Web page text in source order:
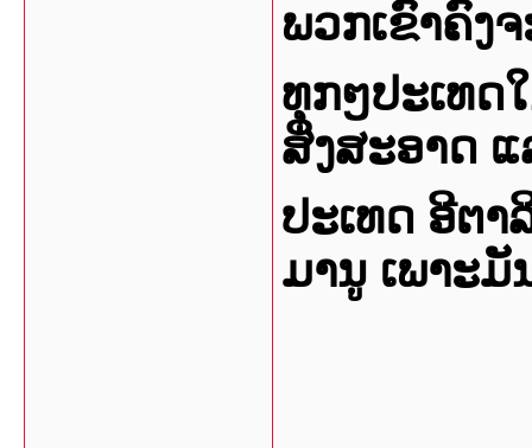
ພວກເຂົາຄົງ
ທຸກໆປະເທດ
ສິ່ງສະອາດ
ປະເທດ ອີຕາ
ມານູ ເພາະ